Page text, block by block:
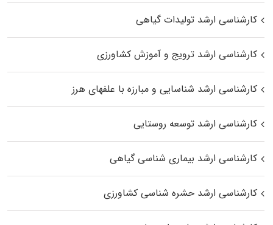
کارشناسی ارشد تولیدات گیاهی
کارشناسی ارشد ترویج و آموزش کشاورزی
کارشناسی ارشد شناسایی و مبارزه با علفهای هرز
کارشناسی ارشد توسعه روستایی
کارشناسی ارشد بیماری‌ شناسی گیاهی
کارشناسی ارشد حشره‌ شناسی کشاورزی